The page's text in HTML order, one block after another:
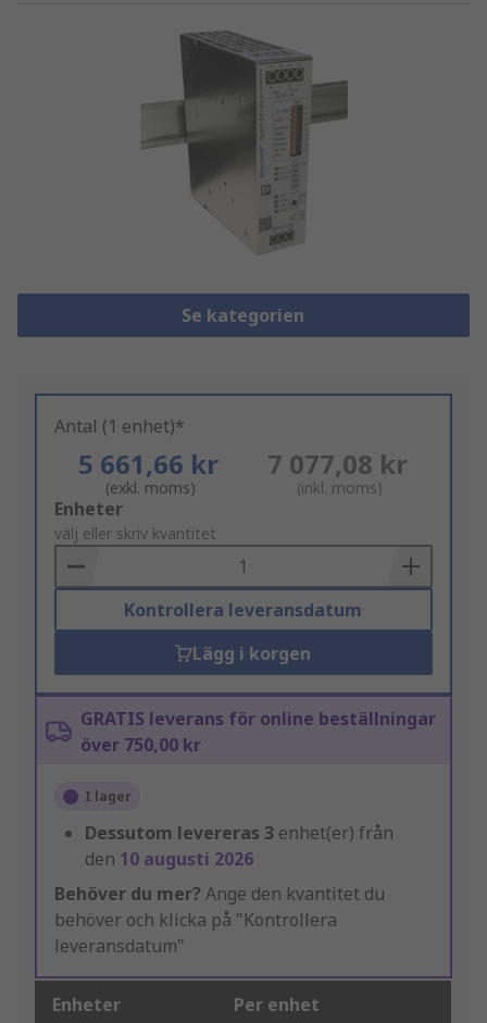
Se kategorien
Antal (1 enhet)*
5 661,66 kr
(exkl. moms)
7 077,08 kr
(inkl. moms)
Add
to
Basket
Enheter
välj eller skriv kvantitet
Kontrollera leveransdatum
Lägg i korgen
GRATIS leverans för online beställningar
över 750,00 kr
I lager
Dessutom levereras 3 enhet(er) från
den 10 augusti 2026
Behöver du mer? Ange den kvantitet du
behöver och klicka på "Kontrollera
leveransdatum"
Enheter Per enhet